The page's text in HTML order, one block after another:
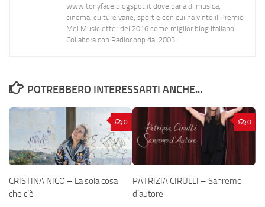
www.tonyface.blogspot.it dove parla di musica,
cinema, culture varie, sport e con cui ha vinto il Premio
Mei Musicletter del 2016 come miglior blog italiano.
Collabora con Radiocoop dal 2003.
POTREBBERO INTERESSARTI ANCHE...
0
CRISTINA NICO – La sola cosa
che c’è
0
PATRIZIA CIRULLI – Sanremo
d’autore